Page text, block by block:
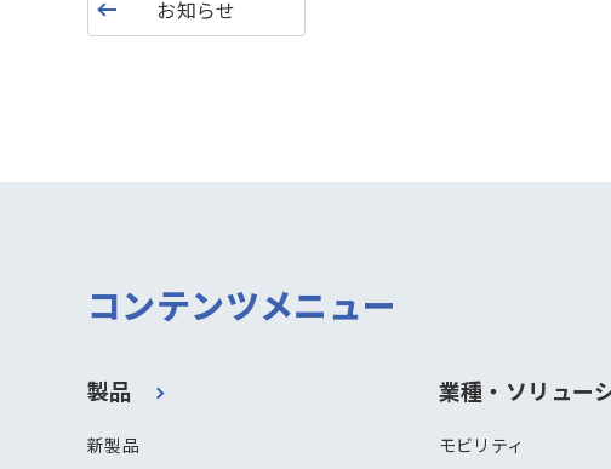
お知らせ
コンテンツメニュー
製品
新製品
業種・ソリュー
モビリティ